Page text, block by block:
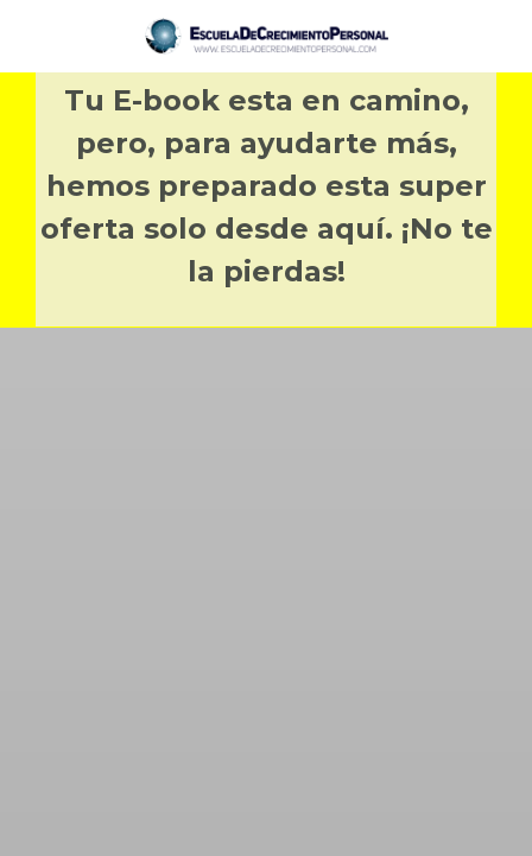
Tu E-book esta en camino,
pero, para ayudarte más,
hemos preparado esta super
oferta solo desde aquí. ¡No te
la pierdas!